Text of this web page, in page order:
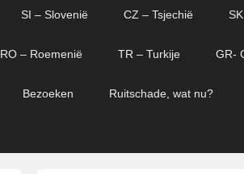
SI – Slovenië CZ – Tsjechië
RO – Roemenië TR – Turkije GR-
Bezoeken Ruitschade, wat nu?